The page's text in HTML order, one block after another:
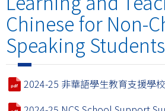
Chinese for Non-
Speaking
2024-25 非華語學生教育支援學